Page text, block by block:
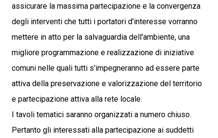
assicurare la massima partecipazione e la convergenza
degli interventi che tutti i portatori d'interesse vorranno
mettere in atto per la salvaguardia dell'ambiente, una
migliore programmazione e realizzazione di iniziative
comuni nelle quali tutti s'impegneranno ad essere parte
attiva della preservazione e valorizzazione del territorio
e partecipazione attiva alla rete locale.
I tavoli tematici saranno organizzati a numero chiuso.
Pertanto gli interessati alla partecipazione ai suddetti